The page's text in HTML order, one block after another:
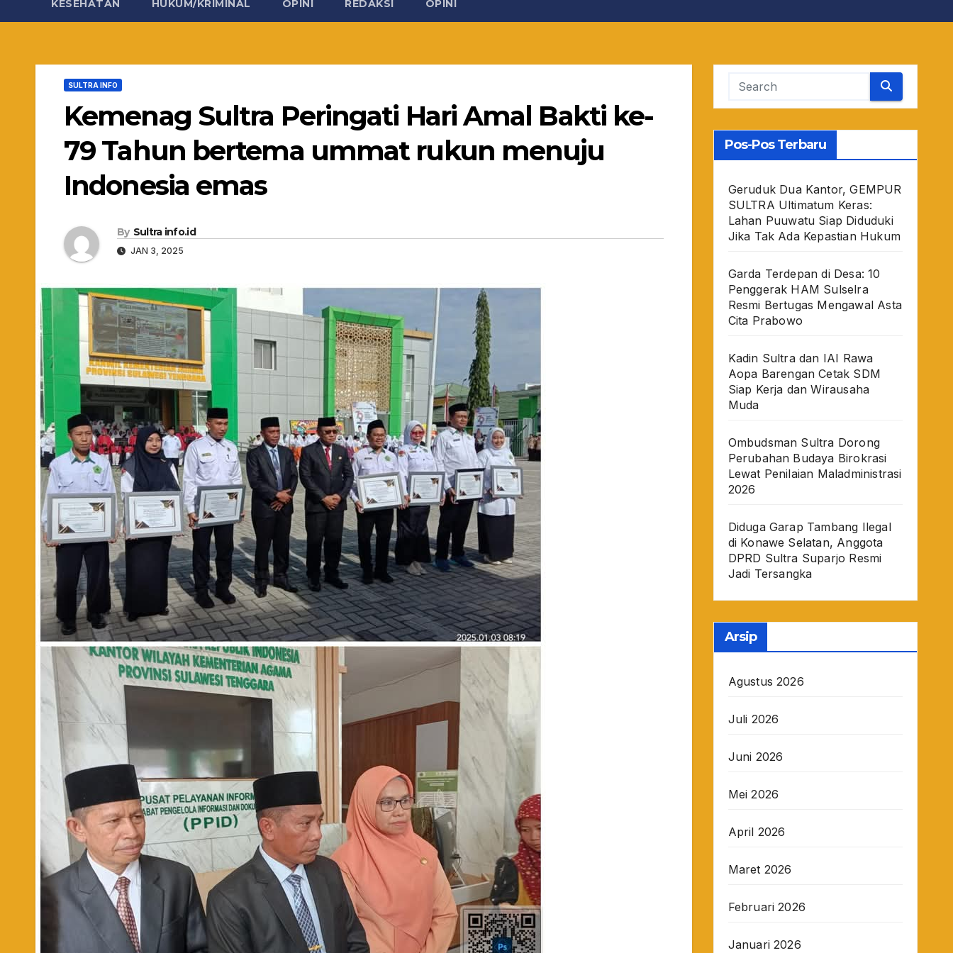
KESEHATAN HUKUM/KRIMINAL OPINI REDAKSI OPINI
SULTRA INFO
Kemenag Sultra Peringati Hari Amal Bakti ke-
79 Tahun bertema ummat rukun menuju
Indonesia emas
By Sultra info.id
JAN 3, 2025
Pos-Pos Terbaru
Geruduk Dua Kantor, GEMPUR
SULTRA Ultimatum Keras:
Lahan Puuwatu Siap Diduduki
Jika Tak Ada Kepastian Hukum
Garda Terdepan di Desa: 10
Penggerak HAM Sulselra
Resmi Bertugas Mengawal Asta
Cita Prabowo
Kadin Sultra dan IAI Rawa
Aopa Barengan Cetak SDM
Siap Kerja dan Wirausaha
Muda
Ombudsman Sultra Dorong
Perubahan Budaya Birokrasi
Lewat Penilaian Maladministrasi
2026
Diduga Garap Tambang Ilegal
di Konawe Selatan, Anggota
DPRD Sultra Suparjo Resmi
Jadi Tersangka
Arsip
Agustus 2026
Juli 2026
Juni 2026
Mei 2026
April 2026
Maret 2026
Februari 2026
Januari 2026